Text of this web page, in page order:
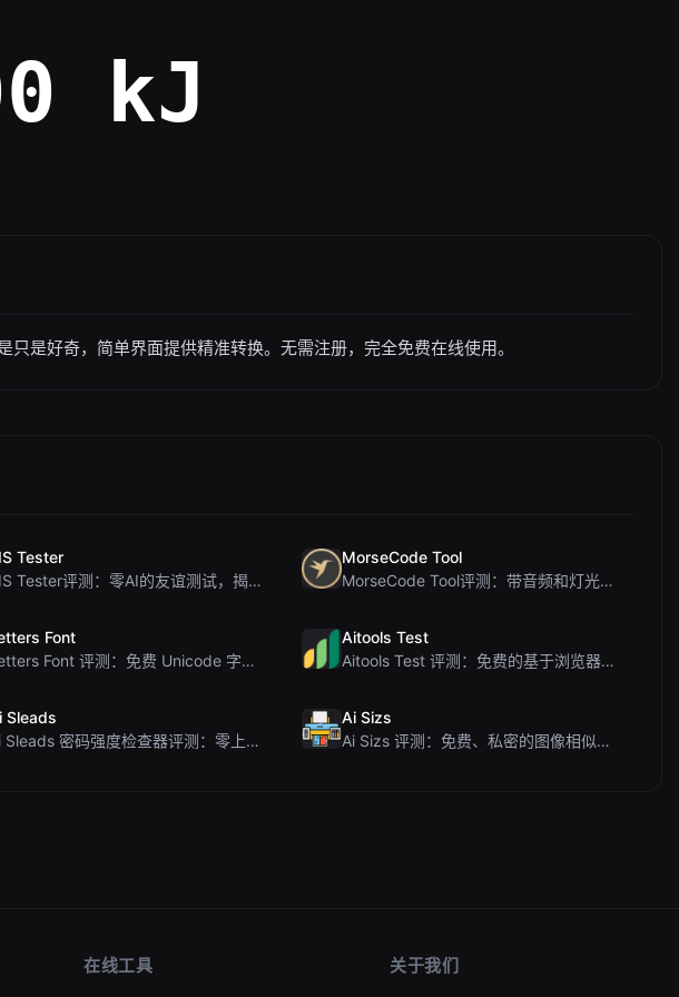
kJ
是好奇，简单界面提供精准转换。无需注册，完全免费在线使用。
Tester
PIS Tester评测：零AI的友谊测试，揭露假朋友
MorseCode Tool
MorseCode Tool评测：带音频和灯光的免费在线文本转摩斯密码转换器
Font
Letters Font 评测：免费 Unicode 字体生成器，适用于 Instagram 及更多...
Aitools Test
Aitools Test 评测：免费的基于浏览器的 AI 检测器、Token 计数器及成本估算器
Sleads
Ai Sleads 密码强度检查器评测：零上传、实时熵分析
Ai Sizs
Ai Sizs 评测：免费、私密的图像相似度与模糊检测工具
在线工具 关于我们